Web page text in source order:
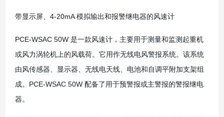
带显示屏、4-20mA 模拟输出和报警继电器的风速计
PCE-WSAC 50W 是一款风速计，主要用于测量和监测起重机
或风力涡轮机上的风载荷。它用作无线电风警报系统。该系统
由风传感器、显示器、无线电天线、电池和自调平附加支架组
成。PCE-WSAC 50W 配备了用于预警报或主警报的警报继电
器。